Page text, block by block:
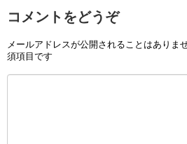
コメントをどうぞ
メールアドレスが公開されることはありませ
須項目です